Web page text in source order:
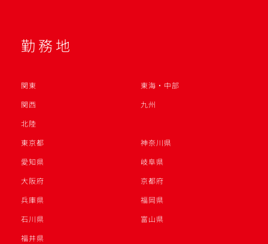
勤務地
関東
東海・中部
関西
九州
北陸
東京都
神奈川県
愛知県
岐阜県
大阪府
京都府
兵庫県
福岡県
石川県
富山県
福井県